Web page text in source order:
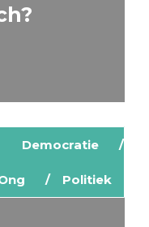
Democratie
Politiek